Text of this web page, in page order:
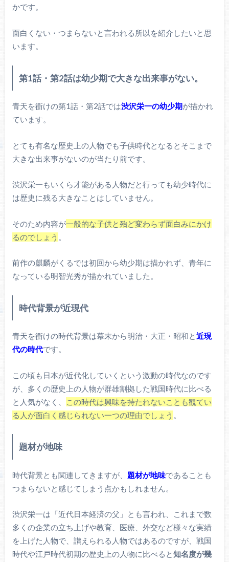
かです。
面白くない・つまらないと言われる所以を紹介したいと思
います。
第1話・第2話は幼少期で大きな出来事がない。
青天を衝けの第1話・第2話では渋沢栄一の幼少期が描かれ
ています。
とても有名な歴史上の人物でも子供時代となるとそこまで
大きな出来事がないのが当たり前です。
渋沢栄一もいくら才能がある人物だと行っても幼少時代に
は歴史に残る大きなことはしていません。
そのため内容が一般的な子供と殆ど変わらず面白みにかけ
るのでしょう 。
前作の麒麟がくるでは初回から幼少期は描かれず、青年に
なっている明智光秀が描かれていました。
時代背景が近現代
青天を衝けの時代背景は幕末から明治・大正・昭和と近現
代の時代です。
この頃も日本が近代化していくという激動の時代なのです
が、多くの歴史上の人物が群雄割拠した戦国時代に比べる
と人気がなく、
この時代は興味を持たれないことも観てい
る人が面白く感じられない一つの理由でしょう 。
題材が地味
時代背景とも関連してきますが、 題材が地味であることも
つまらないと感じてしまう点かもしれません。
渋沢栄一は「近代日本経済の父」とも言われ、これまで数
多くの企業の立ち上げや教育、医療、外交など様々な実績
を上げた人物で、讃えられる人物ではあるのですが、戦国
時代や江戸時代初期の歴史上の人物に比べると知名度が幾